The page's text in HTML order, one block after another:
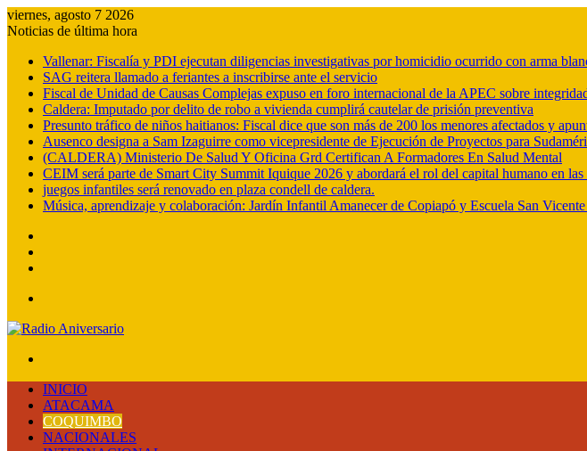
viernes, agosto 7 2026
Noticias de última hora
Vallenar: Fiscalía y PDI ejecutan diligencias investigativas por homicidio ocurrido con arma
SAG reitera llamado a feriantes a inscribirse ante el servicio
Fiscal de Unidad de Causas Complejas expuso en foro internacional de la APEC sobre
Caldera: Imputado por delito de robo a vivienda cumplirá cautelar de prisión preventiva
Presunto tráfico de niños haitianos: Fiscal dice que son más de 200 los menores afectados y
Ausenco designa a Sam Izaguirre como vicepresidente de Ejecución de Proyectos para
(CALDERA) Ministerio De Salud Y Oficina Grd Certifican A Formadores En Salud Mental
CEIM será parte de Smart City Summit Iquique 2026 y abordará el rol del capital humano en las
juegos infantiles será renovado en plaza condell de caldera.
Música, aprendizaje y colaboración: Jardín Infantil Amanecer de Copiapó y Escuela San
INICIO
ATACAMA
COQUIMBO
NACIONALES